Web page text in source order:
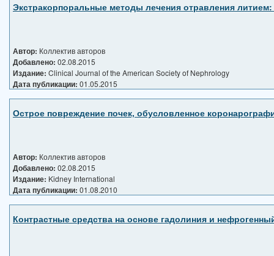
Экстракорпоральные методы лечения отравления
Автор: Коллектив авторов
Добавлено: 02.08.2015
Издание: Clinical Journal of the American Society of Nephrology
Дата публикации: 01.05.2015
Острое повреждение почек, обусловленное
Автор: Коллектив авторов
Добавлено: 02.08.2015
Издание: Kidney International
Дата публикации: 01.08.2010
Контрастные средства на основе гадолиния и